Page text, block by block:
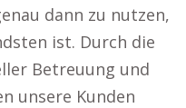
dann zu nutzen,
ist. Durch die
Betreuung und
unsere Kunden